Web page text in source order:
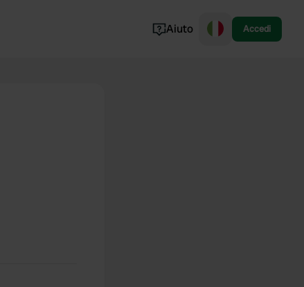
Aiuto Accedi